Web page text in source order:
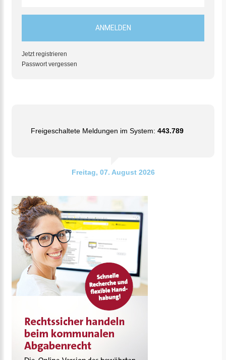
Jetzt registrieren
Passwort vergessen
Freigeschaltete Meldungen im System: 443.789
Freitag, 07. August 2026